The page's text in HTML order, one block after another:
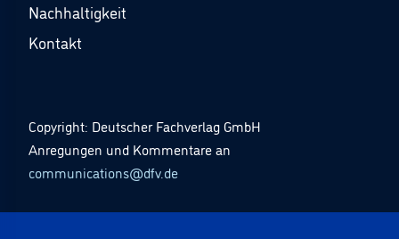
Nachhaltigkeit
Kontakt
Copyright: Deutscher Fachverlag GmbH
Anregungen und Kommentare an
communications@dfv.de